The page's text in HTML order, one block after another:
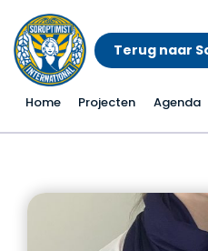
Terug naar
Home Projecten Agenda